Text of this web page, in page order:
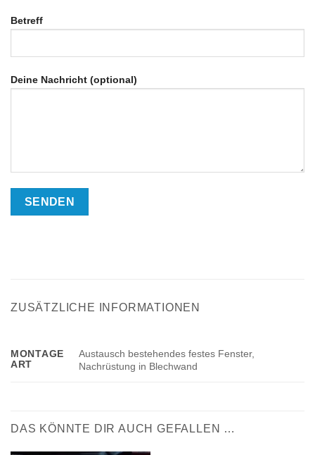
Betreff
Deine Nachricht (optional)
ZUSÄTZLICHE INFORMATIONEN
MONTAGE
ART
Austausch bestehendes festes Fenster,
Nachrüstung in Blechwand
DAS KÖNNTE DIR AUCH GEFALLEN …